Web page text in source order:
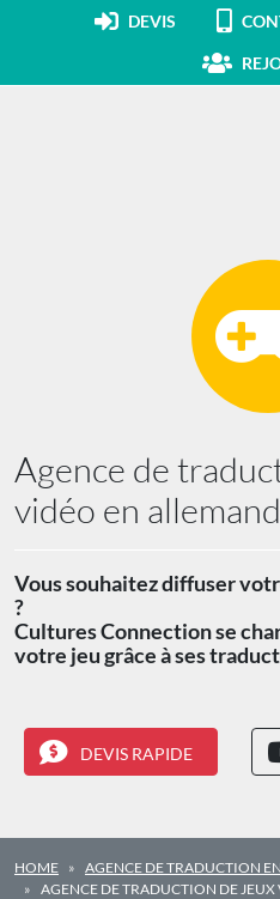
DEVIS
Agence de
vidéo en allemand
Vous souhaitez diffuser
?
Cultures Connection se
votre jeu grâce à ses
DEVIS RAPIDE
HOME
AGENCE DE TRADUCTION
AGENCE DE TRADUCTION DE JEUX